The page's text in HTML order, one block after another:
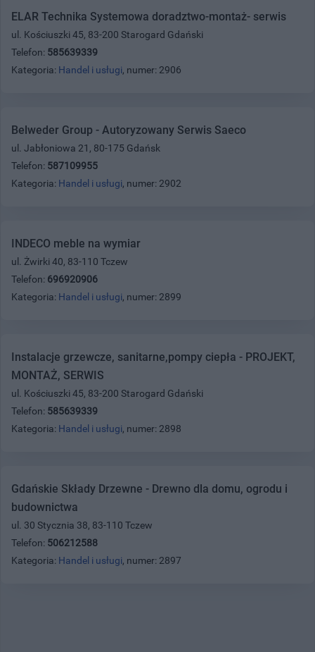
ELAR Technika Systemowa doradztwo-montaż- serwis
ul. Kościuszki 45, 83-200 Starogard Gdański
Telefon: 585639339
Kategoria: Handel i usługi, numer: 2906
Belweder Group - Autoryzowany Serwis Saeco
ul. Jabłoniowa 21, 80-175 Gdańsk
Telefon: 587109955
Kategoria: Handel i usługi, numer: 2902
INDECO meble na wymiar
ul. Żwirki 40, 83-110 Tczew
Telefon: 696920906
Kategoria: Handel i usługi, numer: 2899
Instalacje grzewcze, sanitarne,pompy ciepła - PROJEKT,
MONTAŻ, SERWIS
ul. Kościuszki 45, 83-200 Starogard Gdański
Telefon: 585639339
Kategoria: Handel i usługi, numer: 2898
Gdańskie Składy Drzewne - Drewno dla domu, ogrodu i
budownictwa
ul. 30 Stycznia 38, 83-110 Tczew
Telefon: 506212588
Kategoria: Handel i usługi, numer: 2897